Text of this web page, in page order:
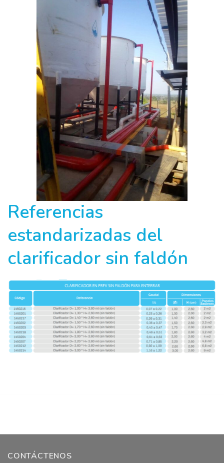
Referencias
estandarizadas del
clarificador sin faldón
CONTÁCTENOS